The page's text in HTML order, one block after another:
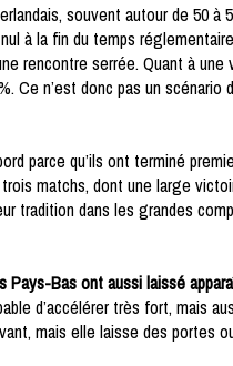
souvent autour de 50
à la fin du temps
rencontre serrée. Quant à
Ce n’est donc pas un scénario
parce qu’ils ont terminé
matchs, dont une large
tradition dans les grandes
Pays-Bas ont aussi laissé
d’accélérer très fort, mais
mais elle laisse des portes